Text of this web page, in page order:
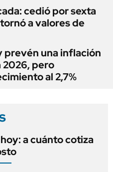
cedió por sexta
a valores de
prevén una inflación
2026, pero
al 2,7%
a cuánto cotiza